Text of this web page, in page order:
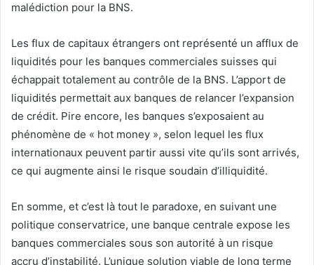
malédiction pour la BNS.
Les flux de capitaux étrangers ont représenté un afflux de
liquidités pour les banques commerciales suisses qui
échappait totalement au contrôle de la BNS. L’apport de
liquidités permettait aux banques de relancer l’expansion
de crédit. Pire encore, les banques s’exposaient au
phénomène de « hot money », selon lequel les flux
internationaux peuvent partir aussi vite qu’ils sont arrivés,
ce qui augmente ainsi le risque soudain d’illiquidité.
En somme, et c’est là tout le paradoxe, en suivant une
politique conservatrice, une banque centrale expose les
banques commerciales sous son autorité à un risque
accru d’instabilité. L’unique solution viable de long terme